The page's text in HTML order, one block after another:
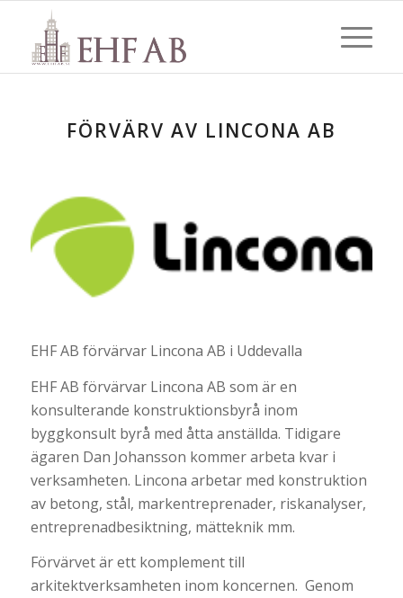
FÖRVÄRV AV LINCONA AB
EHF AB förvärvar Lincona AB i Uddevalla
EHF AB förvärvar Lincona AB som är en
konsulterande konstruktionsbyrå inom
byggkonsult byrå med åtta anställda. Tidigare
ägaren Dan Johansson kommer arbeta kvar i
verksamheten. Lincona arbetar med konstruktion
av betong, stål, markentreprenader, riskanalyser,
entreprenadbesiktning, mätteknik mm.
Förvärvet är ett komplement till
arkitektverksamheten inom koncernen. Genom